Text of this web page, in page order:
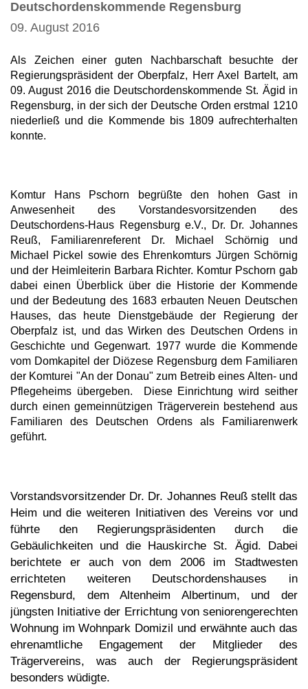
Deutschordenskommende Regensburg
09. August 2016
Als Zeichen einer guten Nachbarschaft besuchte der
Regierungspräsident der Oberpfalz, Herr Axel Bartelt, am
09. August 2016 die Deutschordenskommende St. Ägid in
Regensburg, in der sich der Deutsche Orden erstmal 1210
niederließ und die Kommende bis 1809 aufrechterhalten
konnte.
Komtur Hans Pschorn begrüßte den hohen Gast in
Anwesenheit des Vorstandesvorsitzenden des
Deutschordens-Haus Regensburg e.V., Dr. Dr. Johannes
Reuß, Familiarenreferent Dr. Michael Schörnig und
Michael Pickel sowie des Ehrenkomturs Jürgen Schörnig
und der Heimleiterin Barbara Richter. Komtur Pschorn gab
dabei einen Überblick über die Historie der Kommende
und der Bedeutung des 1683 erbauten Neuen Deutschen
Hauses, das heute Dienstgebäude der Regierung der
Oberpfalz ist, und das Wirken des Deutschen Ordens in
Geschichte und Gegenwart. 1977 wurde die Kommende
vom Domkapitel der Diözese Regensburg dem Familiaren
der Komturei "An der Donau" zum Betreib eines Alten- und
Pflegeheims übergeben. Diese Einrichtung wird seither
durch einen gemeinnützigen Trägerverein bestehend aus
Familiaren des Deutschen Ordens als Familiarenwerk
geführt.
Vorstandsvorsitzender Dr. Dr. Johannes Reuß stellt das
Heim und die weiteren Initiativen des Vereins vor und
führte den Regierungspräsidenten durch die
Gebäulichkeiten und die Hauskirche St. Ägid. Dabei
berichtete er auch von dem 2006 im Stadtwesten
errichteten weiteren Deutschordenshauses in
Regensburd, dem Altenheim Albertinum, und der
jüngsten Initiative der Errichtung von seniorengerechten
Wohnung im Wohnpark Domizil und erwähnte auch das
ehrenamtliche Engagement der Mitglieder des
Trägervereins, was auch der Regierungspräsident
besonders wüdigte.